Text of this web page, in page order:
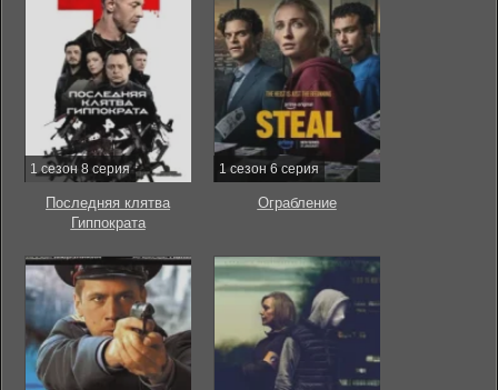
1 сезон 8 серия
Последняя клятва
Гиппократа
1 сезон 6 серия
Ограбление